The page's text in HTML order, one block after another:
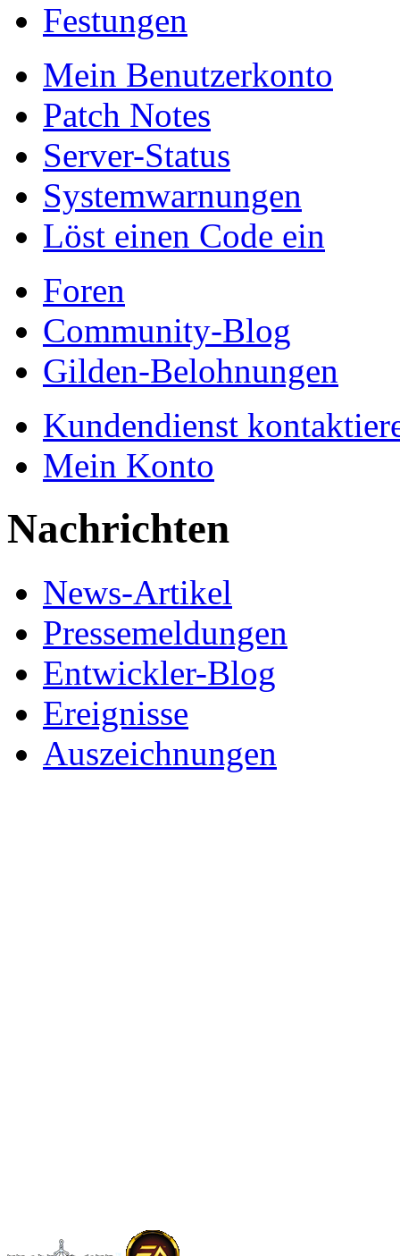
Festungen
Mein Benutzerkonto
Patch Notes
Server-Status
Systemwarnungen
Löst einen Code ein
Foren
Community-Blog
Gilden-Belohnungen
Kundendienst
Mein Konto
Nachrichten
News-Artikel
Pressemeldungen
Entwickler-Blog
Ereignisse
Auszeichnungen